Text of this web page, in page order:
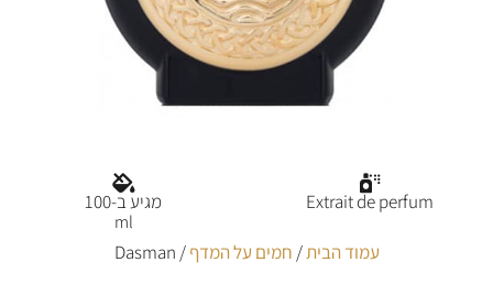
עמוד הבית/חמים על המדף/ Dasman
Extrait de perfum מגיע ב-100
ml